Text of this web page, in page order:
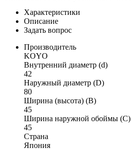
Характеристики
Описание
Задать вопрос
Производитель
KOYO
Внутренний диаметр (d)
42
Наружный диаметр (D)
80
Ширина (высота) (B)
45
Ширина наружной обоймы (C)
45
Страна
Япония